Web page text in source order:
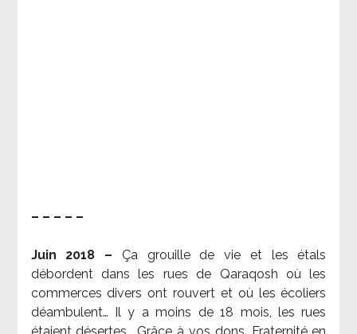
– – – – –
Juin 2018 – Ça grouille de vie et les étals
débordent dans les rues de Qaraqosh où les
commerces divers ont rouvert et où les écoliers
déambulent… Il y a moins de 18 mois, les rues